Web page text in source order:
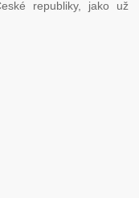
republiky, jako už